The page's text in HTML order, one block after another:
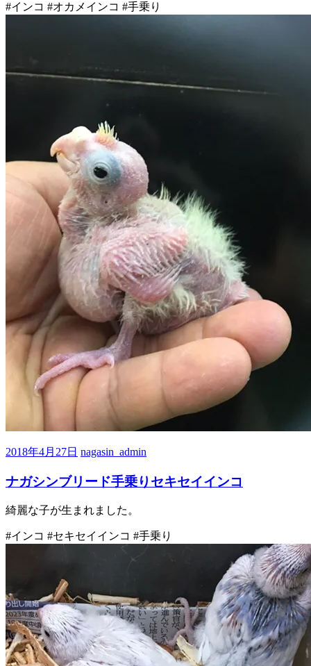
#インコ #オカメインコ #手乗り
2018年4月27日 nagasin_admin
ナガシンブリード手乗りセキセイインコ
綺麗な子が生まれました。
#インコ #セキセイインコ #手乗り